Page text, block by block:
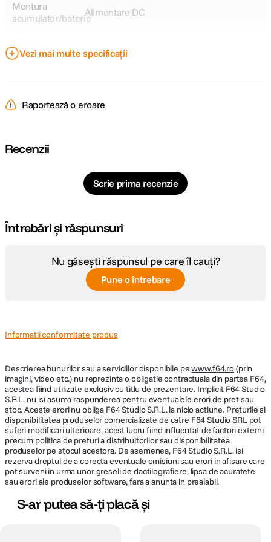
Montura
acumulator/baterieAlimentare DC
Montura
accesorii
N/A
Pagina
Vezi mai multe specificații
Raportează o eroare
Recenzii
Scrie prima recenzie
Întrebări și răspunsuri
Nu găsești răspunsul pe care îl cauți?
Pune o întrebare
Informatii conformitate produs
Descrierea bunurilor sau a serviciilor disponibile pewww.f64.ro(prin
imagini, video etc.) nu reprezinta o obligatie contractuala din partea F64,
acestea fiind utilizate exclusiv cu titlu de prezentare. Implicit F64 Studio
S.R.L. nu isi asuma raspunderea pentru eventualele erori de pret sau
stoc. Aceste erori nu obliga F64 Studio S.R.L. la nicio actiune. Preturile si
disponibilitatea produselor comercializate de catre F64 Studio SRL pot
suferi modificari ulterioare, acest lucru fiind influentat de factori externi
precum politica de preturi a distribuitorilor sau disponibilitatea
produselor pe stocul acestora. De asemenea, F64 Studio S.R.L. isi
rezerva dreptul de a corecta eventuale omisiuni sau erori in afisare care
pot surveni in urma unor greseli de dactilografiere, lipsa de acuratete
sau erori ale produselor software, fara a anunta in prealabil.
S-ar putea să-ți placă și